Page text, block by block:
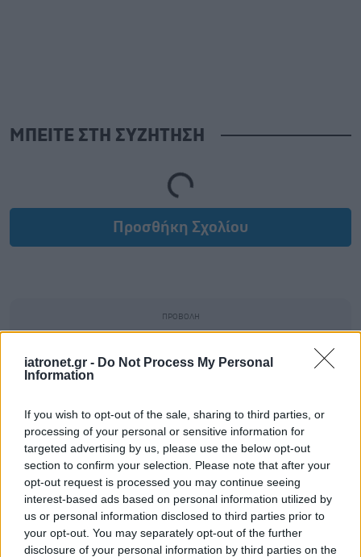
iatronet.gr - Do Not Process My Personal
Information
If you wish to opt-out of the sale, sharing to third parties, or
processing of your personal or sensitive information for
targeted advertising by us, please use the below opt-out
section to confirm your selection. Please note that after your
opt-out request is processed you may continue seeing
interest-based ads based on personal information utilized by
us or personal information disclosed to third parties prior to
your opt-out. You may separately opt-out of the further
disclosure of your personal information by third parties on the
ΜΠΕΙΤΕ ΣΤΗ ΣΥΖΗΤΗΣΗ
Loading...
Προσθήκη Σχολίου